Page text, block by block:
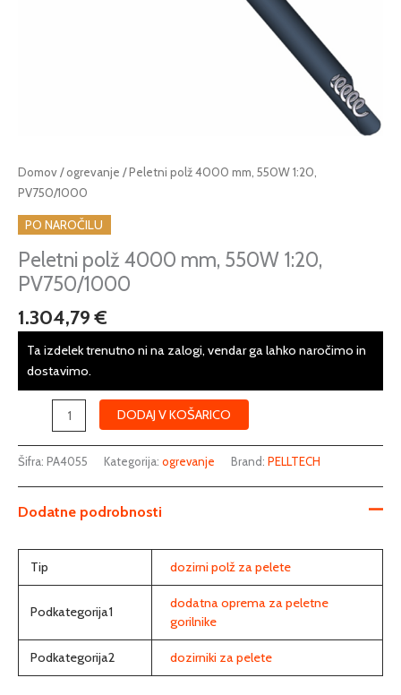
Domov/ogrevanje / Peletni polž 4000 mm, 550W 1:20,
PV750/1000
PO NAROČILU
Peletni polž 4000 mm, 550W 1:20,
PV750/1000
1.304,79€
Ta izdelek trenutno ni na zalogi, vendar ga lahko naročimo in
dostavimo.
Peletni
polž
4000
mm,
550W
1:20,
PV750/1000
količina
DODAJ V KOŠARICO
Šifra: PA4055 Kategorija: ogrevanje Brand: PELLTECH
Dodatne podrobnosti
Tip dozirni polž za pelete
Podkategorija1
dodatna oprema za peletne
gorilnike
Podkategorija2 dozirniki za pelete